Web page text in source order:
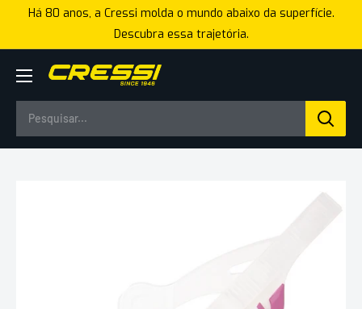
o
conteúdo
Há 80 anos, a Cressi molda o mundo abaixo da superfície.
Descubra essa trajetória.
Cressi